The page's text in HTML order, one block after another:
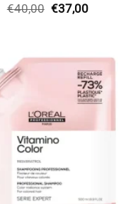
€40,00 Original
€37,00Η